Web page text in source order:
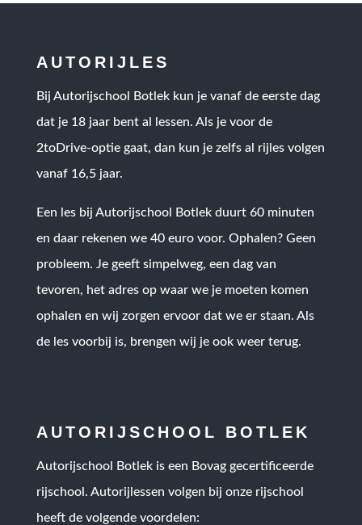
AUTORIJLES
Bij Autorijschool Botlek kun je vanaf de eerste dag
dat je 18 jaar bent al lessen. Als je voor de
2toDrive-optie gaat, dan kun je zelfs al rijles volgen
vanaf 16,5 jaar.
Een les bij Autorijschool Botlek duurt 60 minuten
en daar rekenen we 40 euro voor. Ophalen? Geen
probleem. Je geeft simpelweg, een dag van
tevoren, het adres op waar we je moeten komen
ophalen en wij zorgen ervoor dat we er staan. Als
de les voorbij is, brengen wij je ook weer terug.
AUTORIJSCHOOL BOTLEK
Autorijschool Botlek is een Bovag gecertificeerde
rijschool. Autorijlessen volgen bij onze rijschool
heeft de volgende voordelen: